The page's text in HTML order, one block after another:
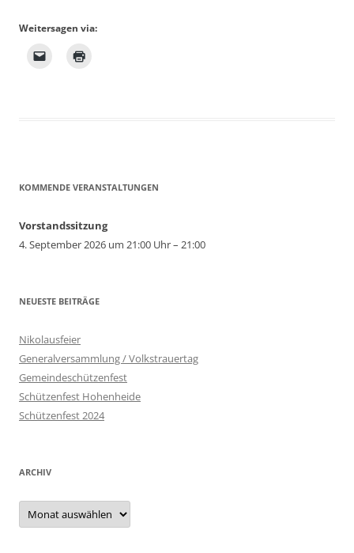
Weitersagen via:
KOMMENDE VERANSTALTUNGEN
Vorstandssitzung
4. September 2026 um 21:00 Uhr – 21:00
NEUESTE BEITRÄGE
Nikolausfeier
Generalversammlung / Volkstrauertag
Gemeindeschützenfest
Schützenfest Hohenheide
Schützenfest 2024
ARCHIV
Archiv